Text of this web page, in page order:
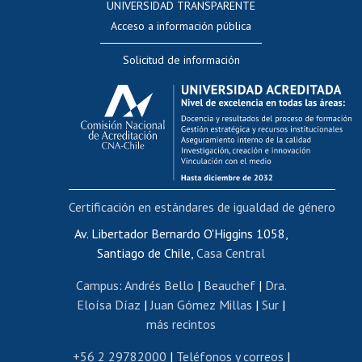
Evaluación docente
Calificación académica
Postulación al AUCAI
Funcionarias/os
Cursos internos de capacitación
Bienestar del personal
Portal de movilidad interna
Certificado de renta
Certificado de renta honorarios
Editar páginas blancas
Extranjeras/os
Revalidación y reconocimiento de títulos
UNIVERSIDAD TRANSPARENTE
Acceso a información pública
Solicitud de información
Av. Libertador Bernardo O'Higgins 1058,
Santiago de Chile, Casa Central
Campus: Andrés Bello | Beauchef| Dra.
Eloísa Díaz | Juan Gómez Millas | Sur |
más recintos
+56 2 29782000 | Teléfonos y correos |
Certificación en estándares de igualdad de género